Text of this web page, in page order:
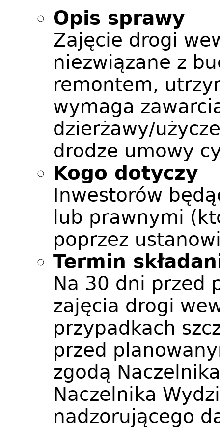
Opis sprawy
Zajęcie drogi
niezwiązane z
remontem,
wymaga
dzierżawy/
drodze umowy
Kogo dotyczy
Inwestorów
lub prawnymi
poprzez
Termin
Na 30 dni przed
zajęcia drogi
przypadkach
przed
zgodą
Naczelnika
nadzorującego